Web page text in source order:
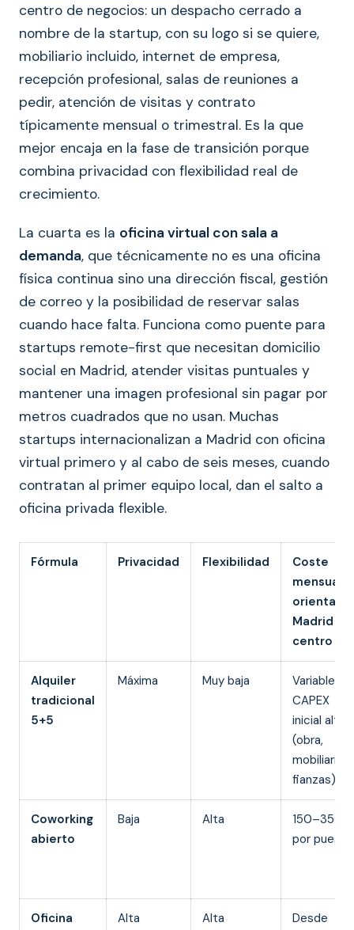
centro de negocios: un despacho cerrado a
nombre de la startup, con su logo si se quiere,
mobiliario incluido, internet de empresa,
recepción profesional, salas de reuniones a
pedir, atención de visitas y contrato
típicamente mensual o trimestral. Es la que
mejor encaja en la fase de transición porque
combina privacidad con flexibilidad real de
crecimiento.
La cuarta es la oficina virtual con sala a
demanda, que técnicamente no es una oficina
física continua sino una dirección fiscal, gestión
de correo y la posibilidad de reservar salas
cuando hace falta. Funciona como puente para
startups remote-first que necesitan domicilio
social en Madrid, atender visitas puntuales y
mantener una imagen profesional sin pagar por
metros cuadrados que no usan. Muchas
startups internacionalizan a Madrid con oficina
virtual primero y al cabo de seis meses, cuando
contratan al primer equipo local, dan el salto a
oficina privada flexible.
Fórmula Privacidad Flexibilidad
Coste
mensual
Madrid
centro
Alquiler
tradicional
5+5
Máxima Muy baja
Variable +
CAPEX
inicial alto
(obra,
mobiliario,
fianzas)
Coworking
abierto
Baja Alta
150–350
por puesto
Oficina Alta Alta Desde